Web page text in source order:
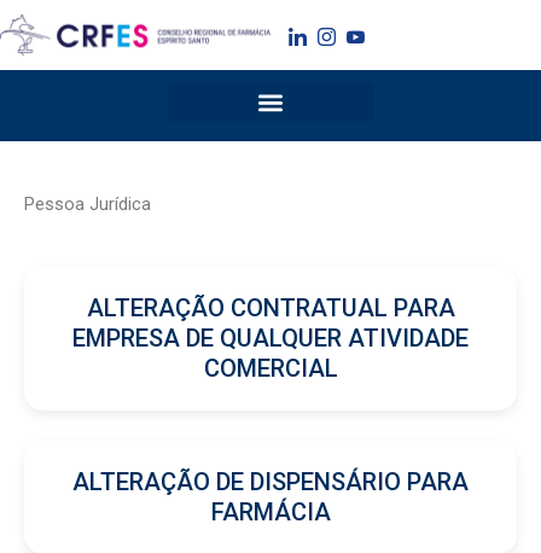
para
o
Pessoa Jurídica
ALTERAÇÃO CONTRATUAL PARA
EMPRESA DE QUALQUER ATIVIDADE
COMERCIAL
ALTERAÇÃO DE DISPENSÁRIO PARA
FARMÁCIA